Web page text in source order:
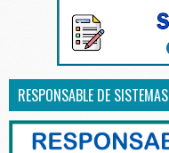
RESPONSABLE DE SISTEMAS